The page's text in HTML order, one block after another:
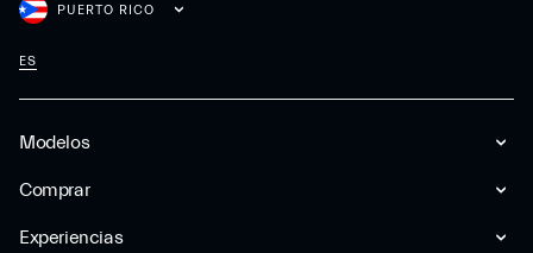
Modelos
Comprar
Experiencias
PUERTO RICO
ES